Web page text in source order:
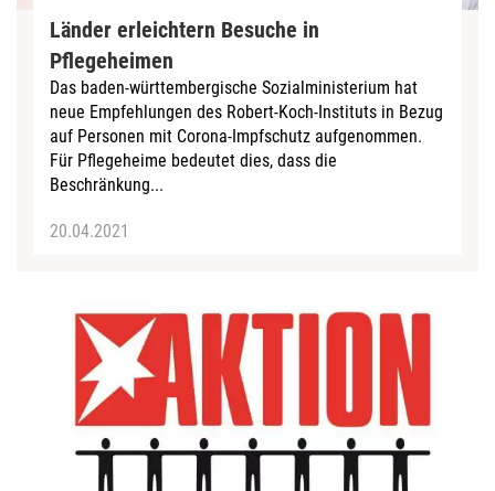
Länder erleichtern Besuche in
Pflegeheimen
Das baden-württembergische Sozialministerium hat
neue Empfehlungen des Robert-Koch-Instituts in Bezug
auf Personen mit Corona-Impfschutz aufgenommen.
Für Pflegeheime bedeutet dies, dass die
Beschränkung...
20.04.2021